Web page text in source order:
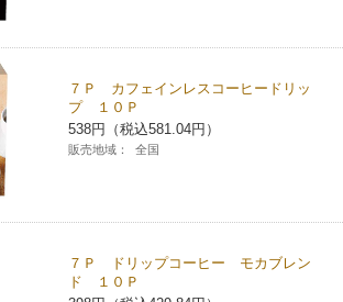
７Ｐ カフェインレスコーヒードリッ
プ １０Ｐ
538円（税込581.04円）
販売地域： 全国
７Ｐ ドリップコーヒー モカブレン
ド １０Ｐ